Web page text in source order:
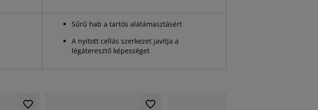
Sűrű hab a tartós alátámasztásért
A nyitott cellás szerkezet javítja a
légáteresztő képességet